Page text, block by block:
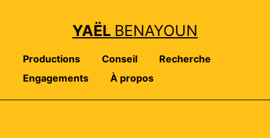
YAËL BENAYOUN
Productions Conseil
Recherche
Engagements
À propos